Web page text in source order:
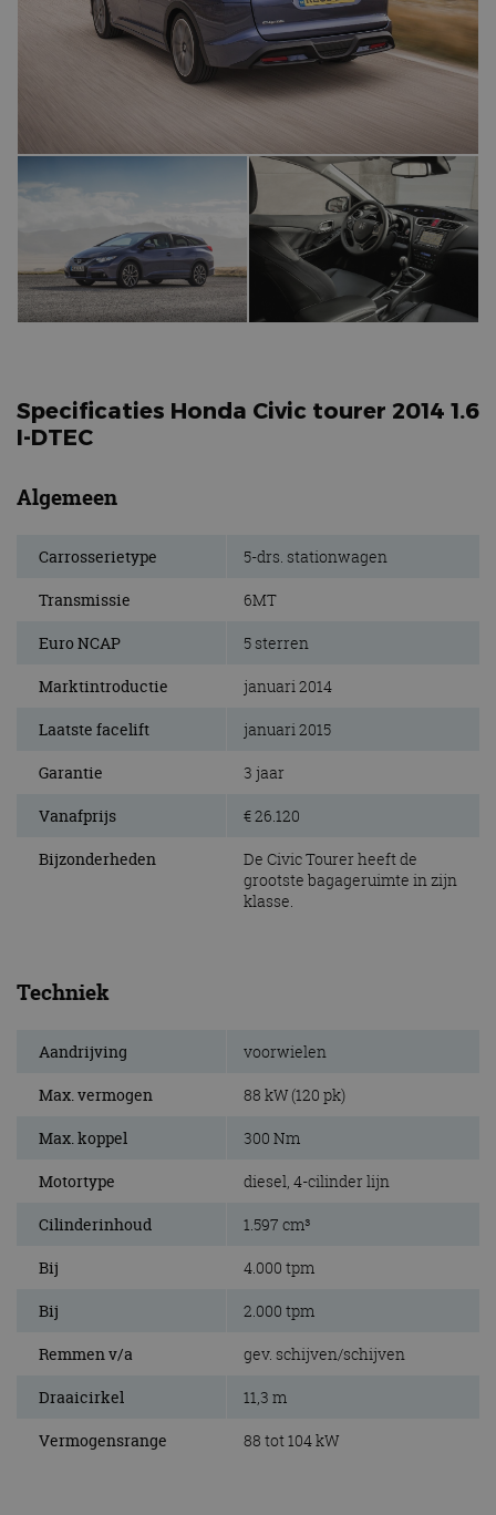
Specificaties Honda Civic tourer 2014 1.6
I-DTEC
Algemeen
Carrosserietype 5-drs. stationwagen
Transmissie 6MT
Euro NCAP 5 sterren
Marktintroductie januari 2014
Laatste facelift januari 2015
Garantie 3 jaar
Vanafprijs € 26.120
Bijzonderheden
De Civic Tourer heeft de
grootste bagageruimte in zijn
klasse.
Techniek
Aandrijving voorwielen
Max. vermogen 88 kW (120 pk)
Max. koppel 300 Nm
Motortype diesel, 4-cilinder lijn
Cilinderinhoud 1.597 cm³
Bij 4.000 tpm
Bij 2.000 tpm
Remmen v/a gev. schijven/schijven
Draaicirkel 11,3 m
Vermogensrange 88 tot 104 kW